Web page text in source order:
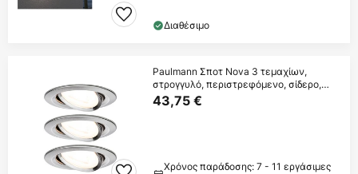
Διαθέσιμο
Paulmann Σποτ Nova 3 τεμαχίων,
στρογγυλό, περιστρεφόμενο, σίδερο,
GU10, 2700K
43,75 €
Χρόνος παράδοσης: 7 - 11 εργάσιμες